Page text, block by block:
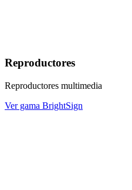
Reproductores
Reproductores multimedia
Ver gama BrightSign